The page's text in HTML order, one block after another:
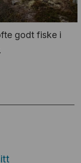
godt fiske i